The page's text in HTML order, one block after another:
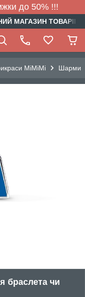
до 50% !!!
МАГАЗИН
МіМіМі Шарми
браслета чи